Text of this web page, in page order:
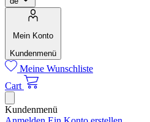
Mein Konto
Kundenmenü
Meine Wunschliste
Cart
Kundenmenü